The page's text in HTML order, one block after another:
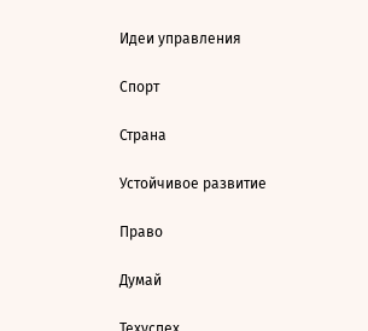
Идеи управления
Спорт
Страна
Устойчивое развитие
Право
Думай